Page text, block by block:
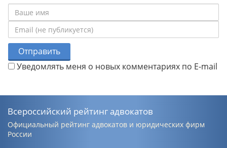
Отправить
Уведомлять меня о новых комментариях по E-mail
Всероссийский рейтинг адвокатов
Официальный рейтинг адвокатов и юридических фирм
России